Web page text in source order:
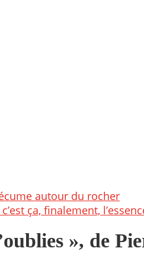
autour du rocher
ça, finalement,
», de